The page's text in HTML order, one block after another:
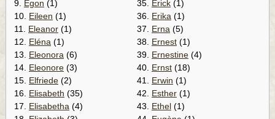
9. Egon (1)
10. Eileen (1)
11. Eleanor (1)
12. Eléna (1)
13. Eleonora (6)
14. Eleonore (3)
15. Elfriede (2)
16. Elisabeth (35)
17. Elisabetha (4)
35. Erick (1)
36. Erika (1)
37. Erna (5)
38. Ernest (1)
39. Ernestine (4)
40. Ernst (18)
41. Erwin (1)
42. Esther (1)
43. Ethel (1)